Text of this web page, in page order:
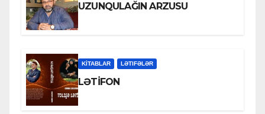
UZUNQULAĞIN ARZUSU
KİTABLAR LƏTIFƏLƏR
LƏTİFON